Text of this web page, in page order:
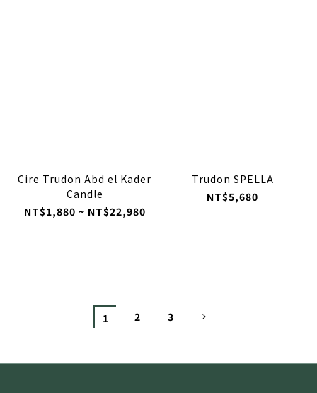
Cire Trudon Abd el Kader
Candle
NT$1,880 ~ NT$22,980
Trudon SPELLA
NT$5,680
1 2 3